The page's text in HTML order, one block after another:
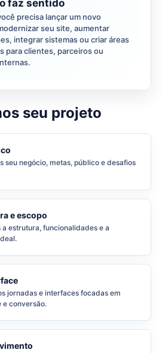
faz sentido
precisa lançar um novo
seu site, aumentar
integrar sistemas ou criar áreas
para clientes, parceiros ou
seu projeto
seu negócio, metas, público e desafios
e escopo
a estrutura, funcionalidades e a
jornadas e interfaces focadas em
e conversão.